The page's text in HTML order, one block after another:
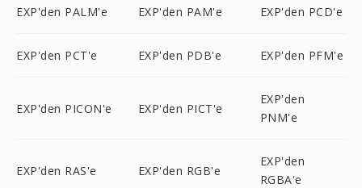
EXP'den PALM'e EXP'den PAM'e EXP'den PCD'e
EXP'den PCT'e EXP'den PDB'e EXP'den PFM'e
EXP'den PICON'e EXP'den PICT'e
EXP'den
PNM'e
EXP'den RAS'e EXP'den RGB'e
EXP'den
RGBA'e